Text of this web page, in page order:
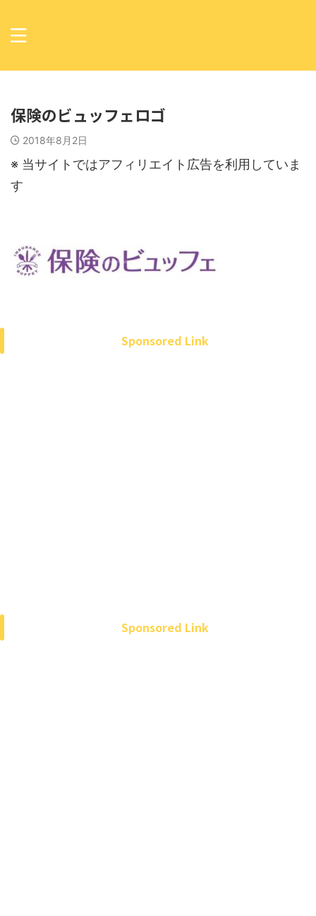
保険のビュッフェロゴ
2018年8月2日
※ 当サイトではアフィリエイト広告を利用していま
す
Sponsored Link
Sponsored Link